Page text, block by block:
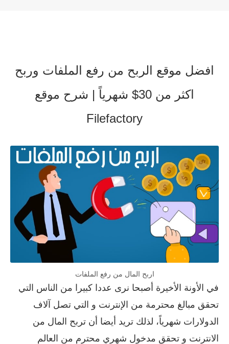
افضل موقع الربح من رفع الملفات وربح
اكثر من 30$ شهرياً | شرح موقع
Filefactory
اربح المال من رفع الملفات
في الأونة الأخيرة أصبحا نرى عددا كبيرا من الناس التي
تحقق مبالغ محترمة من الإنترنت و التي تصل آلاف
الدولارات شهرياً، لذلك تريد أيضا أن تربح المال من
الانترنت و تحقق مدخول شهري محترم من العالم